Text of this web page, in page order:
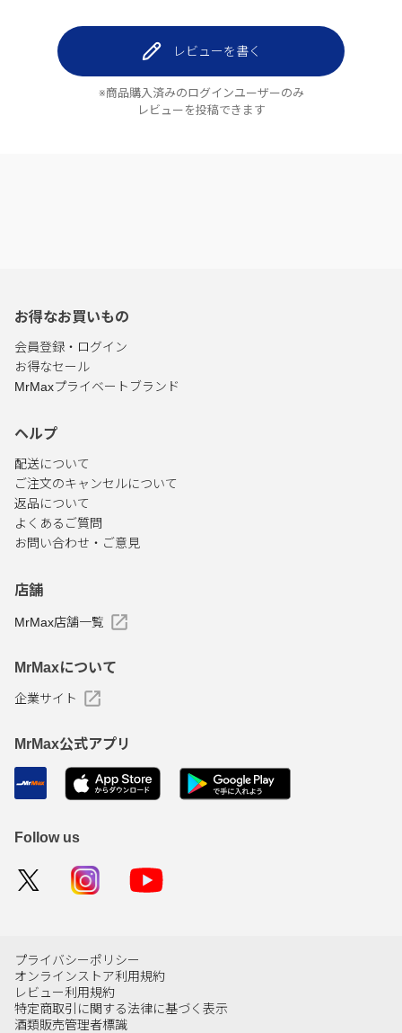
レビューを書く
※商品購入済みのログインユーザーのみ
レビューを投稿できます
お得なお買いもの
会員登録・ログイン
お得なセール
MrMaxプライベートブランド
ヘルプ
配送について
ご注文のキャンセルについて
返品について
よくあるご質問
お問い合わせ・ご意見
店舗
MrMax店舗一覧
MrMaxについて
企業サイト
MrMax公式アプリ
Follow us
プライバシーポリシー
オンラインストア利用規約
レビュー利用規約
特定商取引に関する法律に基づく表示
酒類販売管理者標識